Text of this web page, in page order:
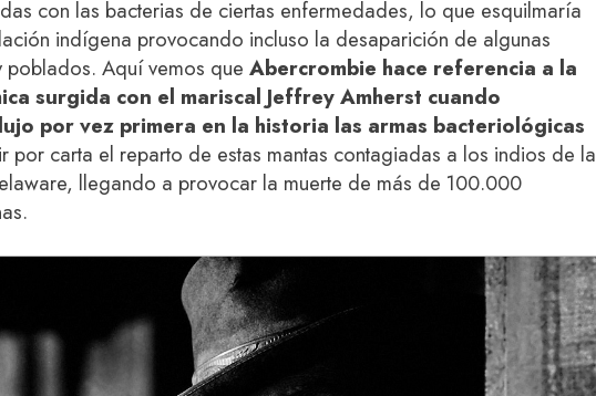
con las bacterias de ciertas enfermedades, lo que esquilmaría
indígena provocando incluso la desaparición de algunas
poblados. Aquí vemos que Abercrombie hace referencia a la
surgida con el mariscal Jeffrey Amherst cuando
por vez primera en la historia las armas bacteriológicas
por carta el reparto de estas mantas contagiadas a los indios de la
llegando a provocar la muerte de más de 100.000